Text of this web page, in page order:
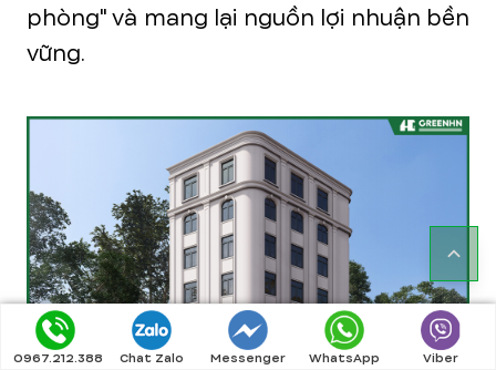
phòng" và mang lại nguồn lợi nhuận bền
vững.
0967.212.388 Chat Zalo Messenger WhatsApp Viber